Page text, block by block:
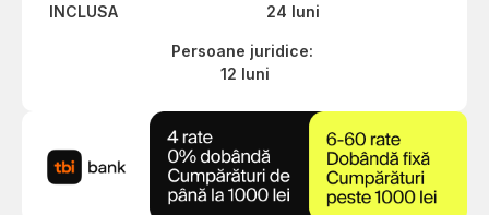
INCLUSA
24 luni
Persoane juridice:
12 luni